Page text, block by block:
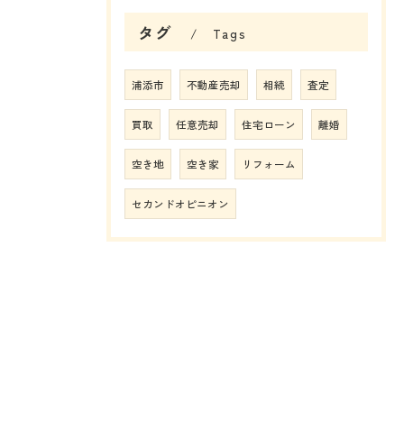
タグ Tags
浦添市 不動産売却 相続 査定
買取 任意売却 住宅ローン 離婚
空き地 空き家 リフォーム
セカンドオピニオン